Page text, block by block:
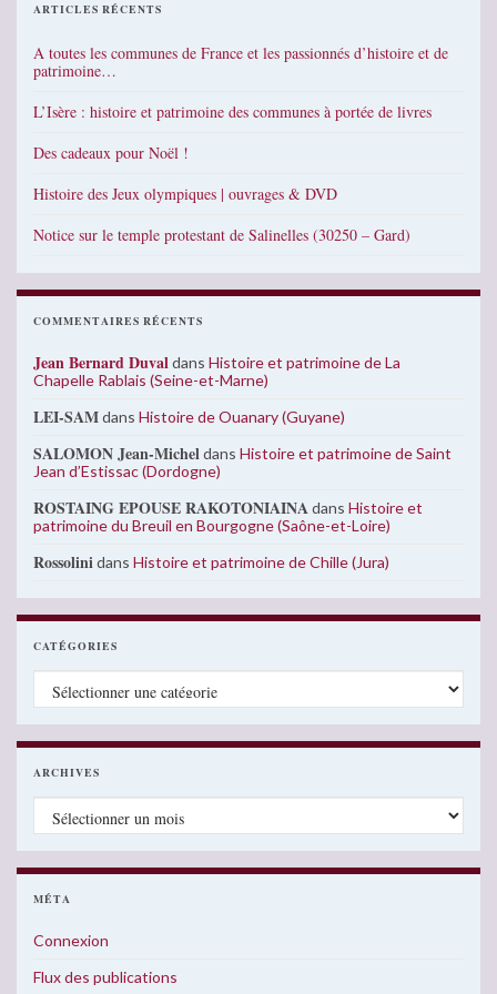
ARTICLES RÉCENTS
A toutes les communes de France et les passionnés d’histoire et de
patrimoine…
L’Isère : histoire et patrimoine des communes à portée de livres
Des cadeaux pour Noël !
Histoire des Jeux olympiques | ouvrages & DVD
Notice sur le temple protestant de Salinelles (30250 – Gard)
COMMENTAIRES RÉCENTS
Jean Bernard Duvaldans Histoire et patrimoine de La
Chapelle Rablais (Seine-et-Marne)
LEI-SAMdans Histoire de Ouanary (Guyane)
SALOMON Jean-Micheldans Histoire et patrimoine de Saint
Jean d’Estissac (Dordogne)
ROSTAING EPOUSE RAKOTONIAINAdans Histoire et
patrimoine du Breuil en Bourgogne (Saône-et-Loire)
Rossolinidans Histoire et patrimoine de Chille (Jura)
CATÉGORIES
Catégories
ARCHIVES
Archives
MÉTA
Connexion
Flux des publications